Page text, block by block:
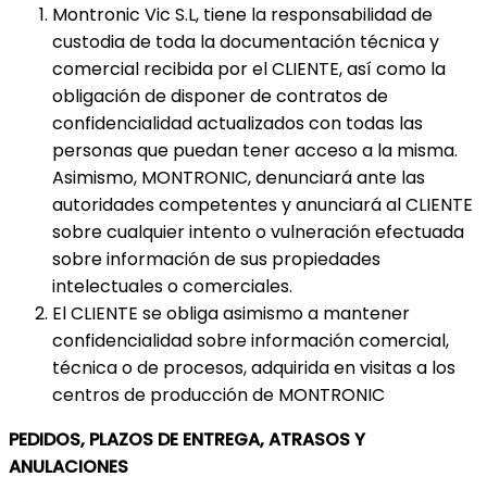
Montronic Vic S.L, tiene la responsabilidad de
custodia de toda la documentación técnica y
comercial recibida por el CLIENTE, así como la
obligación de disponer de contratos de
confidencialidad actualizados con todas las
personas que puedan tener acceso a la misma.
Asimismo, MONTRONIC, denunciará ante las
autoridades competentes y anunciará al CLIENTE
sobre cualquier intento o vulneración efectuada
sobre información de sus propiedades
intelectuales o comerciales.
El CLIENTE se obliga asimismo a mantener
confidencialidad sobre información comercial,
técnica o de procesos, adquirida en visitas a los
centros de producción de MONTRONIC
PEDIDOS, PLAZOS DE ENTREGA, ATRASOS Y
ANULACIONES